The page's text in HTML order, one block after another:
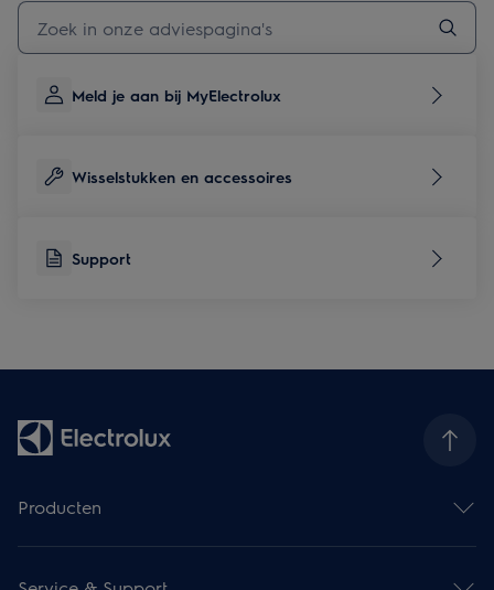
Typ om hulpartikels te zoeken
Meld je aan bij MyElectrolux
Wisselstukken en accessoires
Support
Producten
Kookplaten